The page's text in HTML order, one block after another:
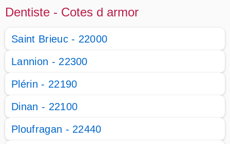
Dentiste - Cotes d armor
Saint Brieuc - 22000
Lannion - 22300
Plérin - 22190
Dinan - 22100
Ploufragan - 22440